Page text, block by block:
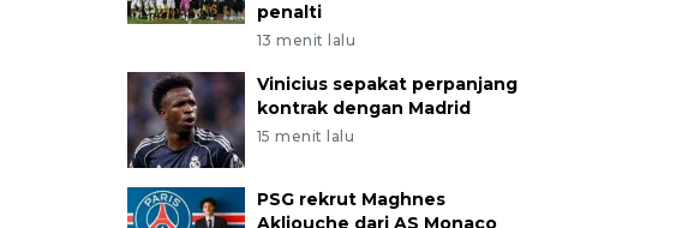
penalti
13 menit lalu
Vinicius sepakat perpanjang
kontrak dengan Madrid
15 menit lalu
PSG rekrut Maghnes
Akliouche dari AS Monaco